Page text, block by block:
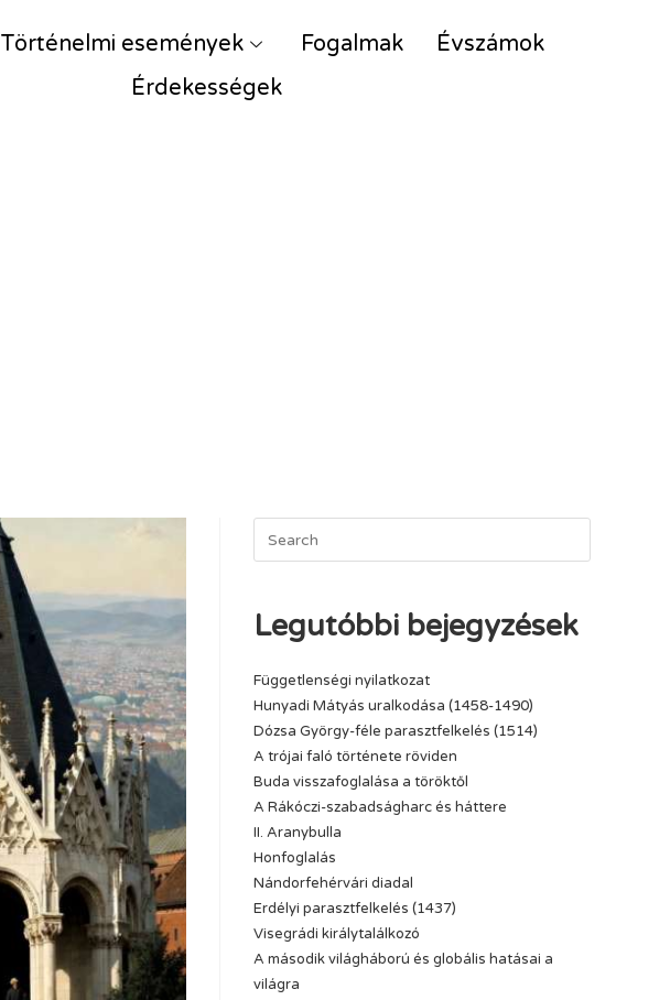
Történelmi események Fogalmak
Évszámok
Érdekességek
Legutóbbi bejegyzések
Függetlenségi nyilatkozat
Hunyadi Mátyás uralkodása (1458-1490)
Dózsa György-féle parasztfelkelés (1514)
A trójai faló története röviden
Buda visszafoglalása a töröktől
A Rákóczi-szabadságharc és háttere
II. Aranybulla
Honfoglalás
Nándorfehérvári diadal
Erdélyi parasztfelkelés (1437)
Visegrádi királytalálkozó
A második világháború és globális hatásai a
világra